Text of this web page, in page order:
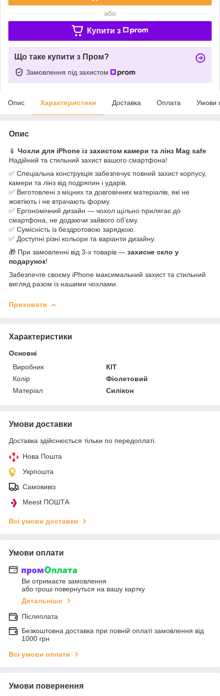
або
Купити з
Що таке купити з Пром?
Замовлення під захистом
Опис Характеристики Доставка Оплата Умови
Опис
📱 Чохли для iPhone із захистом камери та лінз Mag safe
Надійний та стильний захист вашого смартфона!
✅ Спеціальна конструкція забезпечує повний захист корпусу,
камери та лінз від подряпин і ударів.
✅ Виготовлені з міцних та довговічних матеріалів, які не
жовтіють і не втрачають форму.
✅ Ергономічний дизайн — чохол щільно прилягає до
смартфона, не додаючи зайвого об’єму.
✅ Сумісність із бездротовою зарядкою.
✅ Доступні різні кольори та варіанти дизайну.
🎁 При замовленні від 3-х товарів — захисне скло у
подарунок!
Забезпечте своєму iPhone максимальний захист та стильний
вигляд разом із нашими чохлами.
Приховати
Характеристики
Основні
Виробник
КІТ
Колір
Фіолетовий
Матеріал
Силікон
Умови доставки
Доставка здійснюється тільки по передоплаті.
Нова Пошта
Укрпошта
Самовивіз
Meest ПОШТА
Всі умови доставки
Умови оплати
Ви отримаєте замовлення
або гроші повернуться на вашу картку
Детальніше
Післяплата
Безкоштовна доставка при повній оплаті замовлення від
1000 грн
Всі умови оплати
Умови повернення